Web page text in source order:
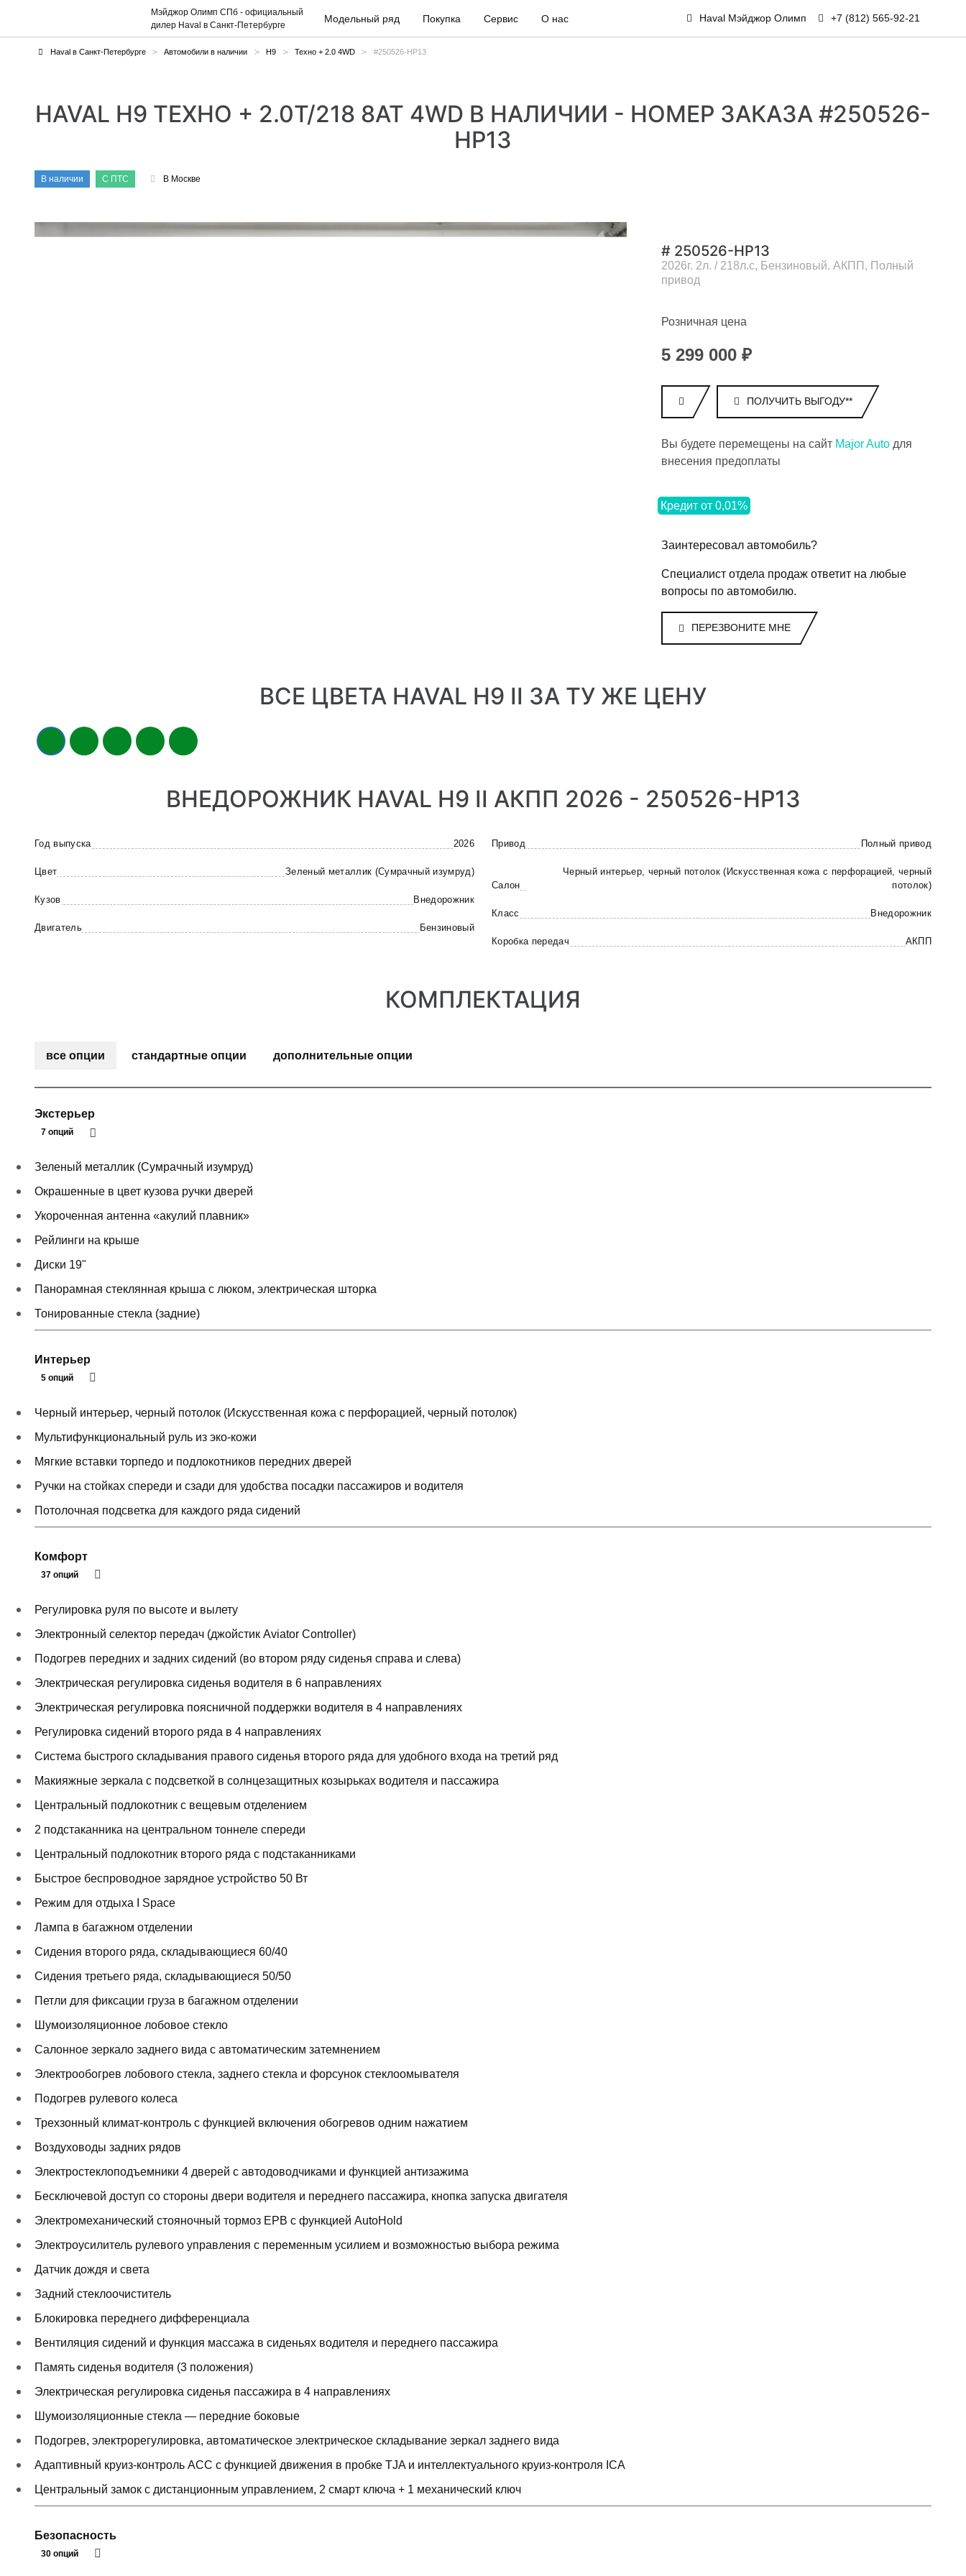
Мэйджор Олимп СПб - официальный
дилер Haval в Санкт-Петербурге
Модельный ряд Покупка Сервис О нас Haval Мэйджор Олимп +7 (812) 565-92-21
Haval в Санкт-Петербурге Автомобили в наличии H9 Техно + 2.0 4WD #250526-HP13
HAVAL H9 ТЕХНО + 2.0T/218 8AT 4WD В НАЛИЧИИ - НОМЕР ЗАКАЗА #250526-
HP13
В наличии С ПТС В Москве
# 250526-HP13
2026г. 2л. / 218л.с, Бензиновый. АКПП, Полный
привод
Розничная цена
5 299 000 ₽
ПОЛУЧИТЬ ВЫГОДУ**
Вы будете перемещены на сайт Major Auto для
внесения предоплаты
Кредит от 0,01%
Заинтересовал автомобиль?
Специалист отдела продаж ответит на любые
вопросы по автомобилю.
ПЕРЕЗВОНИТЕ МНЕ
ВСЕ ЦВЕТА HAVAL H9 II ЗА ТУ ЖЕ ЦЕНУ
ВНЕДОРОЖНИК HAVAL H9 II АКПП 2026 - 250526-HP13
Год выпуска 2026
Цвет Зеленый металлик (Сумрачный изумруд)
Кузов Внедорожник
Двигатель Бензиновый
Привод Полный привод
Салон
Черный интерьер, черный потолок (Искусственная кожа с перфорацией, черный
потолок)
Класс Внедорожник
Коробка передач АКПП
КОМПЛЕКТАЦИЯ
все опции стандартные опции дополнительные опции
Экстерьер
7 опций
Зеленый металлик (Сумрачный изумруд)
Окрашенные в цвет кузова ручки дверей
Укороченная антенна «акулий плавник»
Рейлинги на крыше
Диски 19"
Панорамная стеклянная крыша с люком, электрическая шторка
Тонированные стекла (задние)
Интерьер
5 опций
Черный интерьер, черный потолок (Искусственная кожа с перфорацией, черный потолок)
Мультифункциональный руль из эко-кожи
Мягкиe вставки торпедо и подлокотников передних дверей
Ручки на стойках спереди и сзади для удобства посадки пассажиров и водителя
Потолочная подсветка для каждого ряда сидений
Комфорт
37 опций
Регулировка руля по высоте и вылету
Электронный селектор передач (джойстик Aviator Controller)
Подогрев передних и задних сидений (во втором ряду сиденья справа и слева)
Электрическая регулировка сиденья водителя в 6 направлениях
Электрическая регулировка поясничной поддержки водителя в 4 направлениях
Регулировка сидений второго ряда в 4 направлениях
Система быстрого складывания правого сиденья второго ряда для удобного входа на третий ряд
Макияжные зеркала с подсветкой в солнцезащитных козырьках водителя и пассажира
Центральный подлокотник с вещевым отделением
2 подстаканника на центральном тоннеле спереди
Центральный подлокотник второго ряда c подстаканниками
Быстрое беспроводное зарядное устройство 50 Вт
Режим для отдыха I Space
Лампа в багажном отделении
Сидения второго ряда, складывающиеся 60/40
Сидения третьего ряда, складывающиеся 50/50
Петли для фиксации груза в багажном отделении
Шумоизоляционное лобовое стекло
Салонное зеркало заднего вида с автоматическим затемнением
Электрообогрев лобового стекла, заднего стекла и форсунок стеклоомывателя
Подогрев рулевого колеса
Трехзонный климат-контроль с функцией включения обогревов одним нажатием
Воздуховоды задних рядов
Электростеклоподъемники 4 дверей с автодоводчиками и функцией антизажима
Бесключевой доступ со стороны двери водителя и переднего пассажира, кнопка запуска двигателя
Электромеханический стояночный тормоз EPB с функцией AutoHold
Электроусилитель рулевого управления с переменным усилием и возможностью выбора режима
Датчик дождя и света
Задний стеклоочиститель
Блокировка переднего дифференциала
Вентиляция сидений и функция массажа в сиденьях водителя и переднего пассажира
Память сиденья водителя (3 положения)
Электрическая регулировка сиденья пассажира в 4 направлениях
Шумоизоляционные стекла — передние боковые
Подогрев, электрорегулировка, автоматическое электрическое складывание зеркал заднего вида
Адаптивный круиз-контроль ACC с функцией движения в пробке TJA и интеллектуального круиз-контроля ICA
Центральный замок с дистанционным управлением, 2 смарт ключа + 1 механический ключ
Безопасность
30 опций